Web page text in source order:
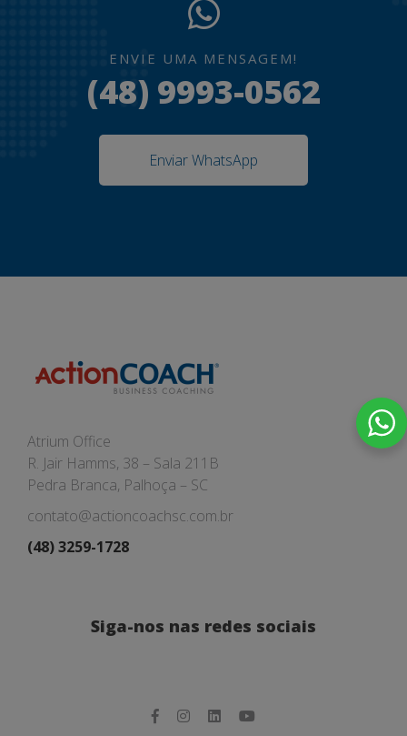
ENVIE UMA MENSAGEM!
(48) 9993-0562
Enviar WhatsApp
Atrium Office
R. Jair Hamms, 38 – Sala 211B
Pedra Branca, Palhoça – SC
contato@actioncoachsc.com.br
(48) 3259-1728
Siga-nos nas redes sociais